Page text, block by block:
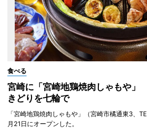
食べる
宮崎に「宮崎地鶏焼肉しゃもや
きどりを七輪で
「宮崎地鶏焼肉しゃもや」（宮崎市橘通東3、
月21日にオープンした。